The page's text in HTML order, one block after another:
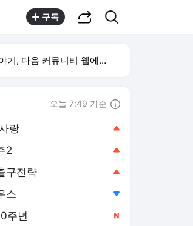
구독
, 다음 커뮤니티 웹에서 보기
오늘 7:49 기준
랑
2
구전략
스
주년